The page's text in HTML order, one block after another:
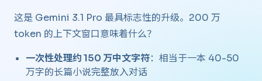
这是 Gemini 3.1 Pro 最具标志性的升级。200 万
token 的上下文窗口意味着什么？
一次性处理约 150 万中文字符：相当于一本 40-50
万字的长篇小说完整放入对话